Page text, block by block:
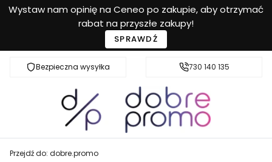
Wystaw nam opinię na Ceneo po zakupie, aby otrzymać
rabat na przyszłe zakupy!
SPRAWDŹ
Bezpieczna wysyłka Przyjazna pomoc
730 140 135
Przejdź do: dobre.promo